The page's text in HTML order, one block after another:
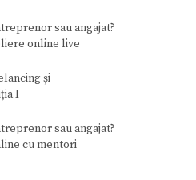
sau angajat?
online live
și
I
sau angajat?
cu mentori